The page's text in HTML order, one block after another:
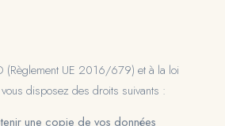
(Règlement UE 2016/679) et à la loi
disposez des droits suivants :
une copie de vos données